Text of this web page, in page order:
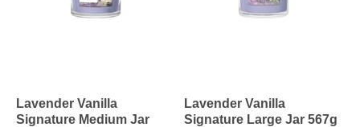
Lavender Vanilla
Signature Medium Jar
Lavender Vanilla
Signature Large Jar 567g